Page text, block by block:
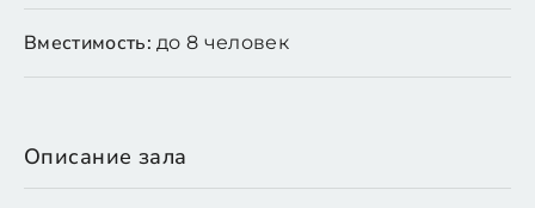
Вместимость: до 8 человек
Описание зала